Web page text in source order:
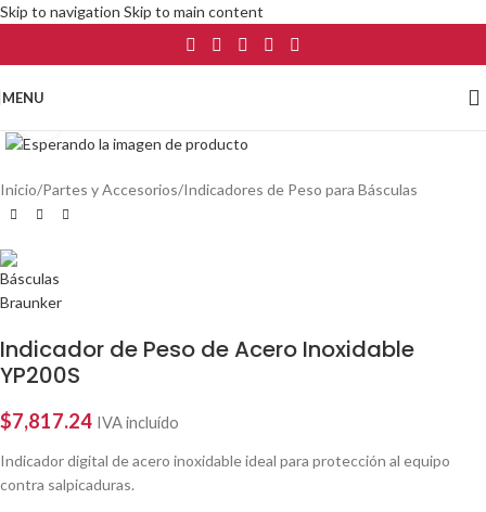
Skip to navigation Skip to main content
MENU
Inicio/Partes y Accesorios/Indicadores de Peso para Básculas
Indicador de Peso de Acero Inoxidable
YP200S
$7,817.24 IVA incluído
Indicador digital de acero inoxidable ideal para protección al equipo
contra salpicaduras.